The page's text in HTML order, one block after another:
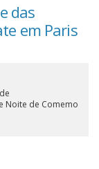
das
em Paris
Noite de Comemo